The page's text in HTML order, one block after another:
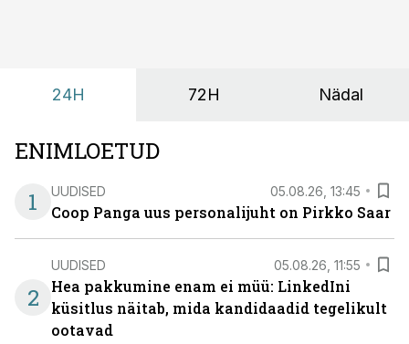
24H 72H Nädal
ENIMLOETUD
1
UUDISED 05.08.26, 13:45
Coop Panga uus personalijuht on Pirkko Saar
2
UUDISED 05.08.26, 11:55
Hea pakkumine enam ei müü: LinkedIni
küsitlus näitab, mida kandidaadid tegelikult
ootavad